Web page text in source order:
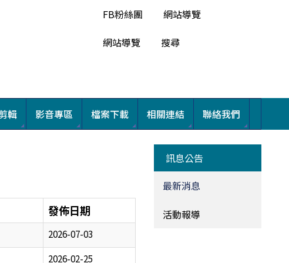
FB粉絲團
網站導覽
網站導覽
搜尋
輯 影音專區 檔案下載 相關連結 聯絡我們
發佈日期
2026-07-03
2026-02-25
訊息公告
最新消息
活動報導